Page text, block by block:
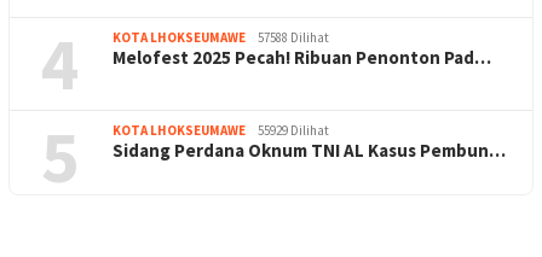
4 KOTA LHOKSEUMAWE 57588 Dilihat
Melofest 2025 Pecah! Ribuan Penonton Pad…
5 KOTA LHOKSEUMAWE 55929 Dilihat
Sidang Perdana Oknum TNI AL Kasus Pembun…